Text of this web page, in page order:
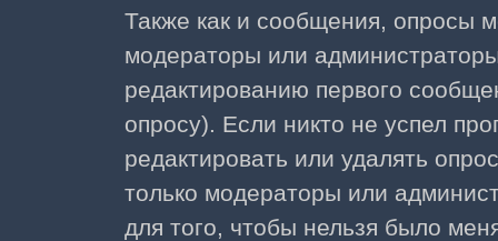
Также как и сообщения, опросы
модераторы или
редактированию первого
опросу). Если никто не успел
редактировать или удалять
только модераторы или
для того, чтобы нельзя было